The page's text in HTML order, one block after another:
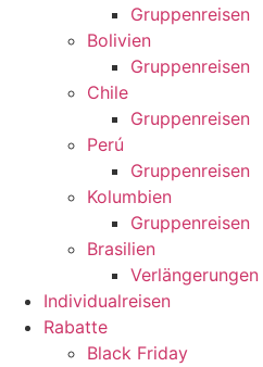
Gruppenreisen
Bolivien
Gruppenreisen
Chile
Gruppenreisen
Perú
Gruppenreisen
Kolumbien
Gruppenreisen
Brasilien
Verlängerungen
Individualreisen
Rabatte
Black Friday